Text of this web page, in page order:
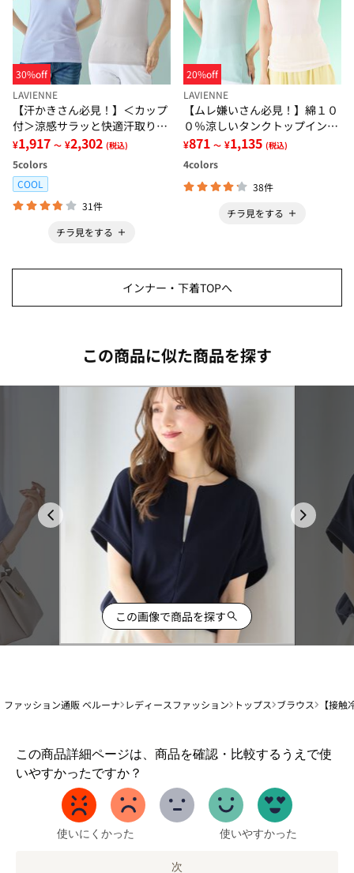
30%off
LAVIENNE
【汗かきさん必見！】＜カップ
付＞涼感サラッと快適汗取りタ
ンクトップインナー＜さらりラ
ボ＞
¥1,917 ～ ¥2,302 (税込)
5colors
COOL
31件
チラ見をする
20%off
LAVIENNE
【ムレ嫌いさん必見！】綿１０
０％涼しいタンクトップインナ
ー＜さらりラボ＞
¥871 ～ ¥1,135 (税込)
4colors
38件
チラ見をする
インナー・下着TOPへ
この商品に似た商品を探す
この画像で商品を探す
ファッション通販 ベルーナ レディースファッション トップス ブラウス 【接
この商品詳細ページは、商品を確認・比較するうえで使
いやすかったですか？
1
か
使いにくかった 使いやすかった
次